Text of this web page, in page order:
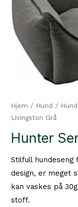
Hjem / Hund /
Livingston Grå
Hunter
Stilfull hundeseng
design, er meget
kan vaskes på
stoff.